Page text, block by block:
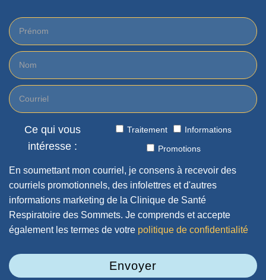
Ce qui vous
intéresse :
Traitement
Informations
Promotions
En soumettant mon courriel, je consens à recevoir des
courriels promotionnels, des infolettres et d'autres
informations marketing de la Clinique de Santé
Respiratoire des Sommets. Je comprends et accepte
également les termes de votre politique de confidentialité
Envoyer